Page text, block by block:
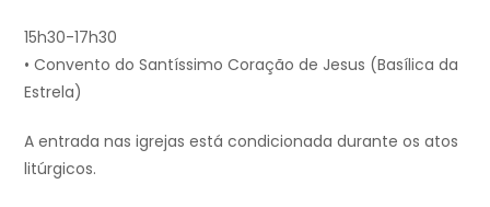
15h30-17h30
• Convento do Santíssimo Coração de Jesus (Basílica da
Estrela)
A entrada nas igrejas está condicionada durante os atos
litúrgicos.